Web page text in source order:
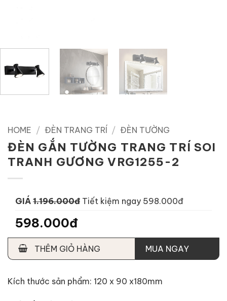
HOME / ĐÈN TRANG TRÍ / ĐÈN TƯỜNG
ĐÈN GẮN TƯỜNG TRANG TRÍ SOI
TRANH GƯƠNG VRG1255-2
GIÁ 1.196.000đ Tiết kiệm ngay 598.000đ
598.000đ
THÊM GIỎ HÀNG MUA NGAY
Kích thước sản phẩm: 120 x 90 x180mm